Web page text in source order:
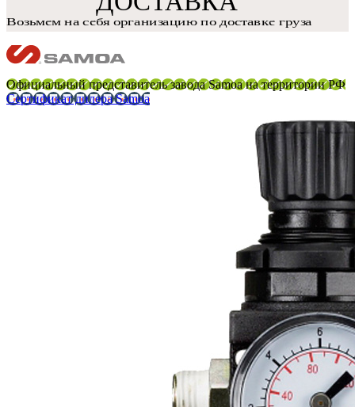
Официальный представитель завода Samoa на территории РФ
Сертификат дилера Samoa